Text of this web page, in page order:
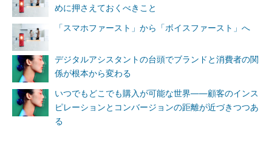
めに押さえておくべきこと
「スマホファースト」から「ボイスファースト」へ
デジタルアシスタントの台頭でブランドと消費者の関
係が根本から変わる
いつでもどこでも購入が可能な世界――顧客のインス
ピレーションとコンバージョンの距離が近づきつつあ
る